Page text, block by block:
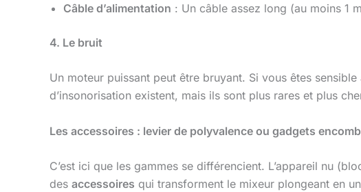
Câble d’alimentation : Un câble assez long (au moins 1
4. Le bruit
Un moteur puissant peut être bruyant. Si vous êtes
d’insonorisation existent, mais ils sont plus rares et plus
Les accessoires : levier de polyvalence ou gadgets
C’est ici que les gammes se différencient. L’appareil nu
des accessoires qui transforment le mixeur plongeant en